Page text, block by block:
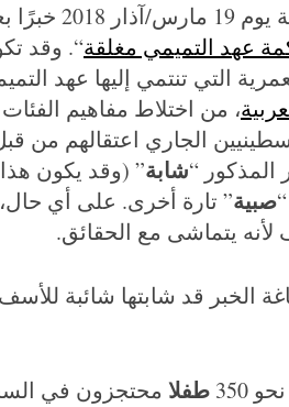
بعنوان “
عهد التميمي مغلقة“. وقد
التي تنتمي إليها عهد
، من اختلاط مفاهيم
الجاري اعتقالهم من
“شابة” (وقد يكون هذا
صبية” تارة أخرى. على أي حال،
يتماشى مع الحقائق.
الخبر قد شابتها شائبة
350 طفلا محتجزون في